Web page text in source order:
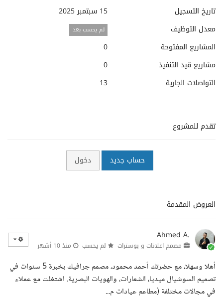
تاريخ التسجيل
15 سبتمبر 2025
معدل التوظيف
لم يحسب بعد
المشاريع المفتوحة
0
مشاريع قيد التنفيذ
0
التواصلات الجارية
13
تقدم للمشروع
حساب جديد دخول
العروض المقدمة
Ahmed A.
مصمم اعلانات و بوسترات لم يحسب منذ 10 أشهر
أهلا وسهلا، مع حضرتك أحمد محمود، مصمم جرافيك بخبرة 5 سنوات في
تصميم السوشيال ميديا، الشعارات، والهويات البصرية. اشتغلت مع عملاء
في مجالات مختلفة (مطاعم عيادات م...